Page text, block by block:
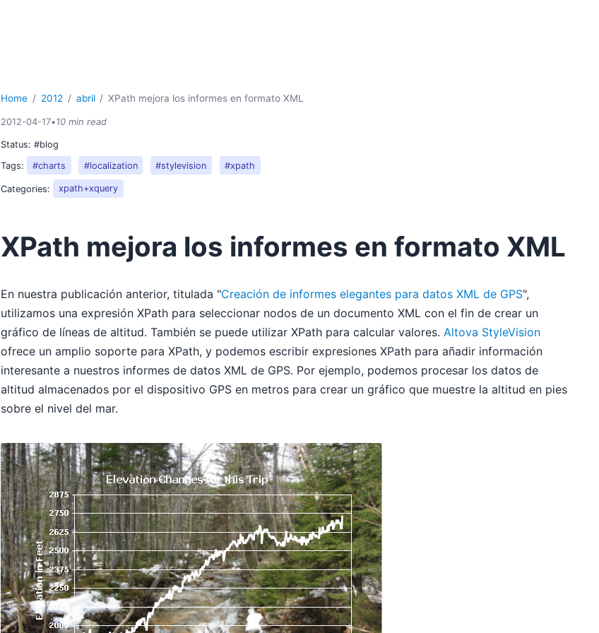
Home 2012 abril XPath mejora los informes en formato XML
2012-04-17•10 min read
Status:#blog
Tags:
#charts #localization #stylevision #xpath
Categories: xpath+xquery
XPath mejora los informes en formato XML
En nuestra publicación anterior, titulada "Creación de informes elegantes para datos XML de GPS",
utilizamos una expresión XPath para seleccionar nodos de un documento XML con el fin de crear un
gráfico de líneas de altitud. También se puede utilizar XPath para calcular valores.Altova StyleVision
ofrece un amplio soporte para XPath, y podemos escribir expresiones XPath para añadir información
interesante a nuestros informes de datos XML de GPS. Por ejemplo, podemos procesar los datos de
altitud almacenados por el dispositivo GPS en metros para crear un gráfico que muestre la altitud en pies
sobre el nivel del mar.